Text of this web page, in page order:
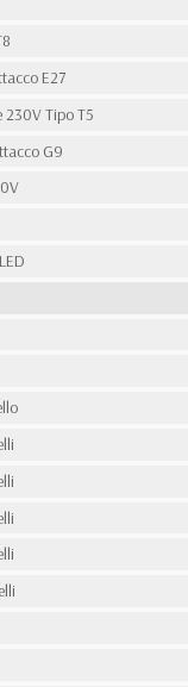
E27
230V Tipo T5
G9